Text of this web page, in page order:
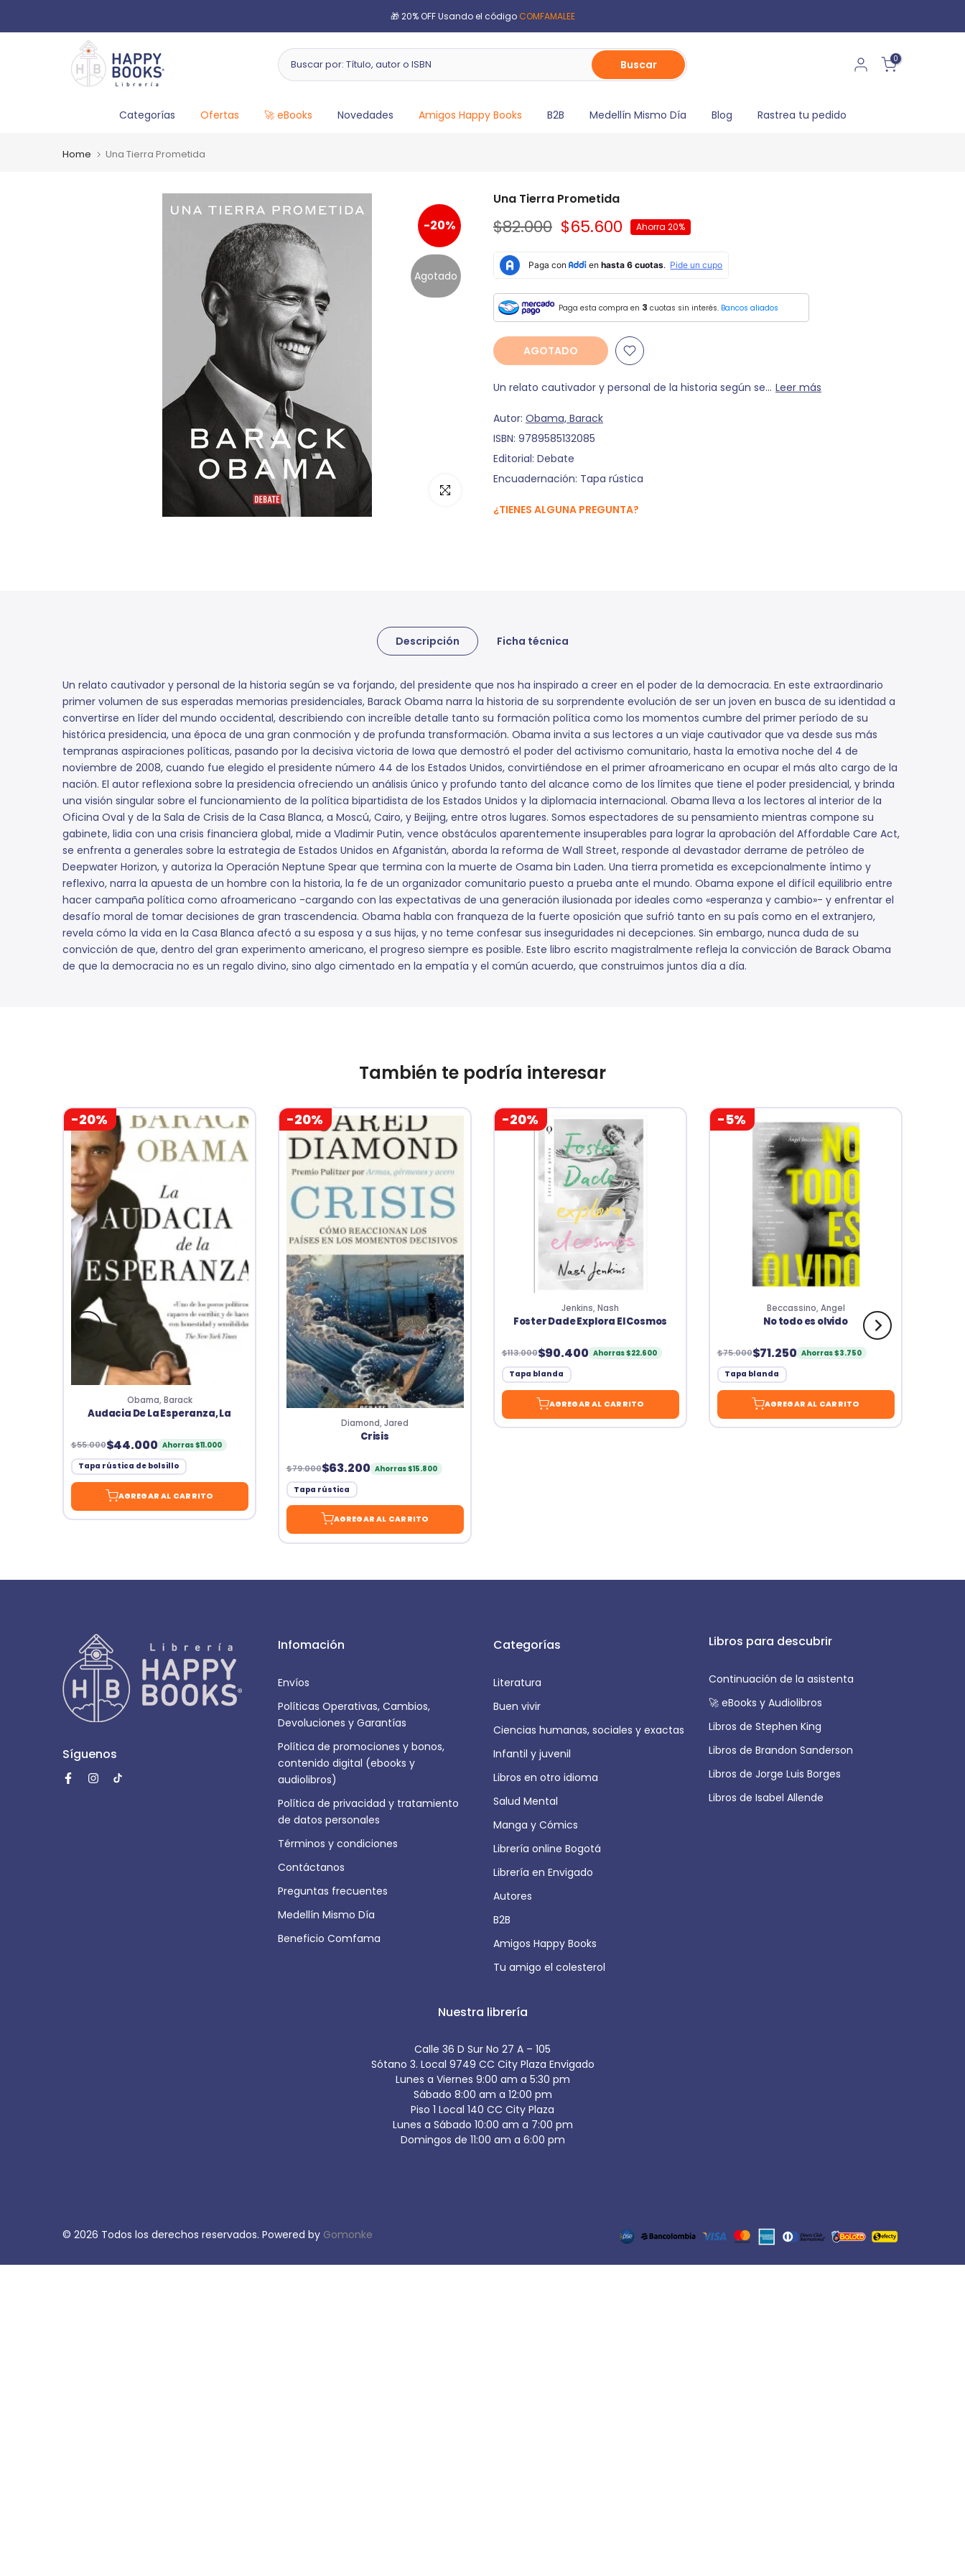
🎁 20% OFF Usando el código COMFAMALEE
Buscar 0
Categorías Ofertas 🚀 eBooks Novedades Amigos Happy Books B2B Medellín Mismo Día Blog Rastrea tu pedido
Home Una Tierra Prometida
-20%
Agotado
Una Tierra Prometida
$82.000 $65.600 Ahorra 20%
Paga esta compra en 3 cuotas sin interés. Bancos aliados
AGOTADO
Un relato cautivador y personal de la historia según se... Leer más
Autor: Obama, Barack
ISBN: 9789585132085
Editorial: Debate
Encuadernación: Tapa rústica
¿TIENES ALGUNA PREGUNTA?
Descripción Ficha técnica
Un relato cautivador y personal de la historia según se va forjando, del presidente que nos ha inspirado a creer en el poder de la democracia. En este extraordinario
primer volumen de sus esperadas memorias presidenciales, Barack Obama narra la historia de su sorprendente evolución de ser un joven en busca de su identidad a
convertirse en líder del mundo occidental, describiendo con increíble detalle tanto su formación política como los momentos cumbre del primer período de su
histórica presidencia, una época de una gran conmoción y de profunda transformación. Obama invita a sus lectores a un viaje cautivador que va desde sus más
tempranas aspiraciones políticas, pasando por la decisiva victoria de Iowa que demostró el poder del activismo comunitario, hasta la emotiva noche del 4 de
noviembre de 2008, cuando fue elegido el presidente número 44 de los Estados Unidos, convirtiéndose en el primer afroamericano en ocupar el más alto cargo de la
nación. El autor reflexiona sobre la presidencia ofreciendo un análisis único y profundo tanto del alcance como de los límites que tiene el poder presidencial, y brinda
una visión singular sobre el funcionamiento de la política bipartidista de los Estados Unidos y la diplomacia internacional. Obama lleva a los lectores al interior de la
Oficina Oval y de la Sala de Crisis de la Casa Blanca, a Moscú, Cairo, y Beijing, entre otros lugares. Somos espectadores de su pensamiento mientras compone su
gabinete, lidia con una crisis financiera global, mide a Vladimir Putin, vence obstáculos aparentemente insuperables para lograr la aprobación del Affordable Care Act,
se enfrenta a generales sobre la estrategia de Estados Unidos en Afganistán, aborda la reforma de Wall Street, responde al devastador derrame de petróleo de
Deepwater Horizon, y autoriza la Operación Neptune Spear que termina con la muerte de Osama bin Laden. Una tierra prometida es excepcionalmente íntimo y
reflexivo, narra la apuesta de un hombre con la historia, la fe de un organizador comunitario puesto a prueba ante el mundo. Obama expone el difícil equilibrio entre
hacer campaña política como afroamericano -cargando con las expectativas de una generación ilusionada por ideales como «esperanza y cambio»- y enfrentar el
desafío moral de tomar decisiones de gran trascendencia. Obama habla con franqueza de la fuerte oposición que sufrió tanto en su país como en el extranjero,
revela cómo la vida en la Casa Blanca afectó a su esposa y a sus hijas, y no teme confesar sus inseguridades ni decepciones. Sin embargo, nunca duda de su
convicción de que, dentro del gran experimento americano, el progreso siempre es posible. Este libro escrito magistralmente refleja la convicción de Barack Obama
de que la democracia no es un regalo divino, sino algo cimentado en la empatía y el común acuerdo, que construimos juntos día a día.
También te podría interesar
-20%
Obama, Barack
Audacia De La Esperanza, La
$55.000$44.000 Ahorras $11.000
Tapa rústica de bolsillo
AGREGAR AL CARRITO
-20%
Diamond, Jared
Crisis
$79.000$63.200 Ahorras $15.800
Tapa rústica
AGREGAR AL CARRITO
-20%
Jenkins, Nash
Foster Dade Explora El Cosmos
$113.000$90.400 Ahorras $22.600
Tapa blanda
AGREGAR AL CARRITO
-5%
Beccassino, Angel
No todo es olvido
$75.000$71.250 Ahorras $3.750
Tapa blanda
AGREGAR AL CARRITO
Síguenos
Infomación
Envíos
Políticas Operativas, Cambios,
Devoluciones y Garantías
Política de promociones y bonos,
contenido digital (ebooks y
audiolibros)
Política de privacidad y tratamiento
de datos personales
Términos y condiciones
Contáctanos
Preguntas frecuentes
Medellín Mismo Día
Beneficio Comfama
Categorías
Literatura
Buen vivir
Ciencias humanas, sociales y exactas
Infantil y juvenil
Libros en otro idioma
Salud Mental
Manga y Cómics
Librería online Bogotá
Librería en Envigado
Autores
B2B
Amigos Happy Books
Tu amigo el colesterol
Libros para descubrir
Continuación de la asistenta
🚀 eBooks y Audiolibros
Libros de Stephen King
Libros de Brandon Sanderson
Libros de Jorge Luis Borges
Libros de Isabel Allende
Nuestra librería
Calle 36 D Sur No 27 A – 105
Sótano 3. Local 9749 CC City Plaza Envigado
Lunes a Viernes 9:00 am a 5:30 pm
Sábado 8:00 am a 12:00 pm
Piso 1 Local 140 CC City Plaza
Lunes a Sábado 10:00 am a 7:00 pm
Domingos de 11:00 am a 6:00 pm
© 2026 Todos los derechos reservados. Powered by Gomonke